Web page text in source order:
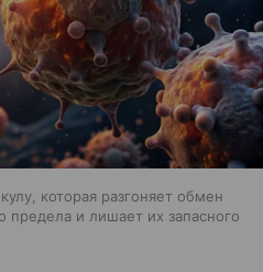
которая разгоняет обмен
предела и лишает их запасного